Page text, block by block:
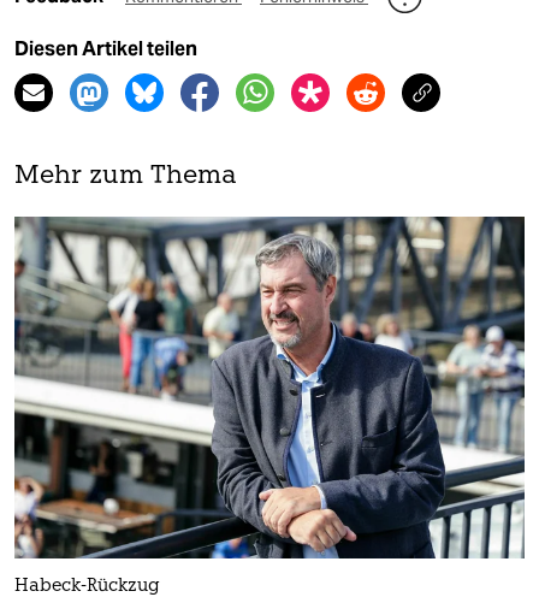
Diesen Artikel teilen
Mehr zum Thema
Habeck-Rückzug